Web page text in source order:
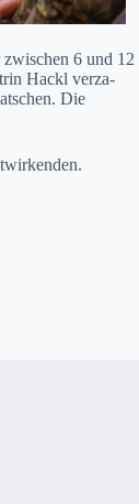
6 und 12
Hackl verza­
Die